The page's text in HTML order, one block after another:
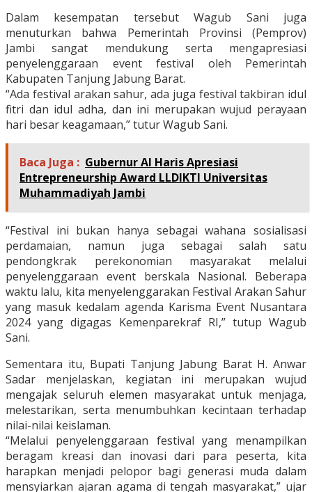
Dalam kesempatan tersebut Wagub Sani juga
menuturkan bahwa Pemerintah Provinsi (Pemprov)
Jambi sangat mendukung serta mengapresiasi
penyelenggaraan event festival oleh Pemerintah
Kabupaten Tanjung Jabung Barat.
“Ada festival arakan sahur, ada juga festival takbiran idul
fitri dan idul adha, dan ini merupakan wujud perayaan
hari besar keagamaan,” tutur Wagub Sani.
Baca Juga : Gubernur Al Haris Apresiasi
Entrepreneurship Award LLDIKTI Universitas
Muhammadiyah Jambi
“Festival ini bukan hanya sebagai wahana sosialisasi
perdamaian, namun juga sebagai salah satu
pendongkrak perekonomian masyarakat melalui
penyelenggaraan event berskala Nasional. Beberapa
waktu lalu, kita menyelenggarakan Festival Arakan Sahur
yang masuk kedalam agenda Karisma Event Nusantara
2024 yang digagas Kemenparekraf RI,” tutup Wagub
Sani.
Sementara itu, Bupati Tanjung Jabung Barat H. Anwar
Sadar menjelaskan, kegiatan ini merupakan wujud
mengajak seluruh elemen masyarakat untuk menjaga,
melestarikan, serta menumbuhkan kecintaan terhadap
nilai-nilai keislaman.
“Melalui penyelenggaraan festival yang menampilkan
beragam kreasi dan inovasi dari para peserta, kita
harapkan menjadi pelopor bagi generasi muda dalam
mensyiarkan ajaran agama di tengah masyarakat,” ujar